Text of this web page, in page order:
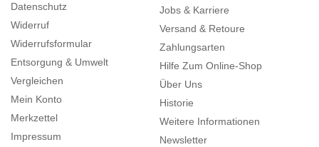
Datenschutz
Widerruf
Widerrufsformular
Entsorgung & Umwelt
Vergleichen
Mein Konto
Merkzettel
Impressum
Jobs & Karriere
Versand & Retoure
Zahlungsarten
Hilfe Zum Online-Shop
Über Uns
Historie
Weitere Informationen
Newsletter